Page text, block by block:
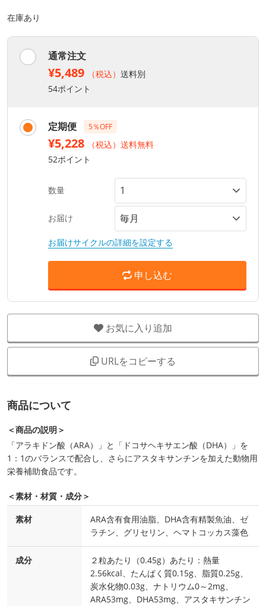
在庫あり
通常注文
¥5,489 （税込） 送料別
54ポイント
定期便 5％OFF
¥5,228
（税込）送料無料
52ポイント
数量
お届け
お届けサイクルの詳細を設定する
申し込む
お気に入り追加
URLをコピーする
商品について
＜商品の説明＞
「アラキドン酸（ARA）」と「ドコサヘキサエン酸（DHA）」を
1：1のバランスで配合し、さらにアスタキサンチンを加えた動物用
栄養補助食品です。
＜素材・材質・成分＞
素材
ARA含有食用油脂、DHA含有精製魚油、ゼ
ラチン、グリセリン、ヘマトコッカス藻色
成分
２粒あたり（0.45g）あたり：熱量
2.56kcal、たんぱく質0.15g、脂質0.25g、
炭水化物0.03g、ナトリウム0～2mg、
ARA53mg、DHA53mg、アスタキサンチン